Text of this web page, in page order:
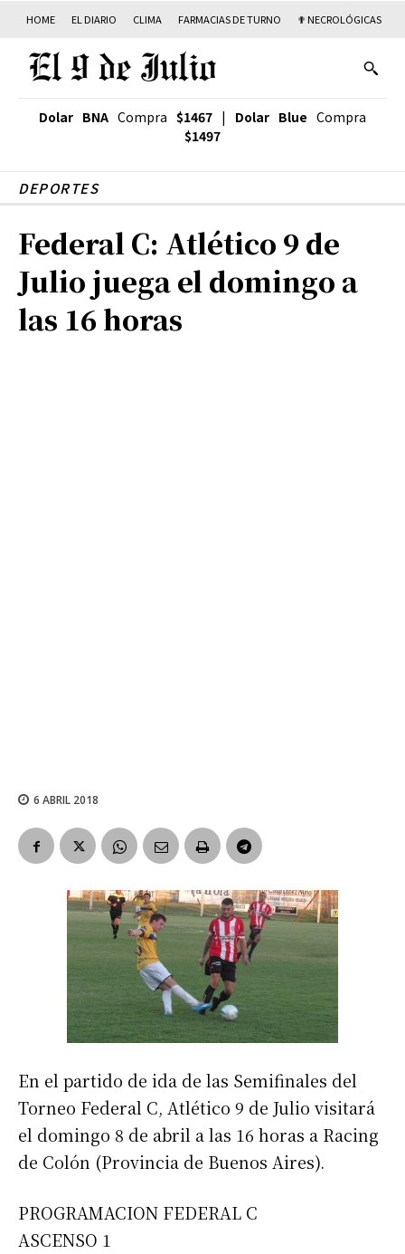
HOME EL DIARIO CLIMA FARMACIAS DE TURNO ✟ NECROLÓGICAS
Dolar BNA Compra $1467 | Dolar Blue Compra
$1497
DEPORTES
Federal C: Atlético 9 de
Julio juega el domingo a
las 16 horas
6 ABRIL 2018
En el partido de ida de las Semifinales del
Torneo Federal C, Atlético 9 de Julio visitará
el domingo 8 de abril a las 16 horas a Racing
de Colón (Provincia de Buenos Aires).
PROGRAMACION FEDERAL C
ASCENSO 1